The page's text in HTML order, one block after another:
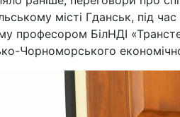
місті Гданськ, під
професором БілНДІ
Чорноморського